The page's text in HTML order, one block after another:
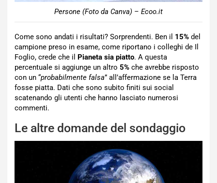
Persone (Foto da Canva) – Ecoo.it
Come sono andati i risultati? Sorprendenti. Ben il 15% del
campione preso in esame, come riportano i colleghi de Il
Foglio, crede che il Pianeta sia piatto. A questa
percentuale si aggiunge un altro 5% che avrebbe risposto
con un “probabilmente falsa” all’affermazione se la Terra
fosse piatta. Dati che sono subito finiti sui social
scatenando gli utenti che hanno lasciato numerosi
commenti.
Le altre domande del sondaggio